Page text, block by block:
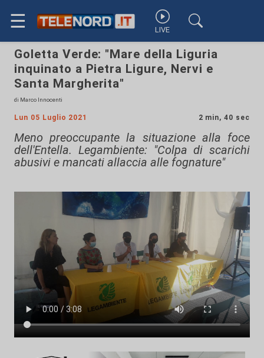
☰ LIVE
Goletta Verde: "Mare della Liguria
inquinato a Pietra Ligure, Nervi e
Santa Margherita"
di Marco Innocenti
Lun 05 Luglio 2021 2 min, 40 sec
Meno preoccupante la situazione alla foce
dell'Entella. Legambiente: "Colpa di scarichi
abusivi e mancati allaccia alle fognature"